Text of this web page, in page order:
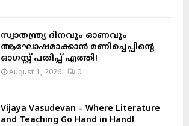
സ്വാതന്ത്ര്യ ദിനവും ഓണവും
ആഘോഷമാക്കാൻ മണിച്ചെപ്പിന്റെ
ഓഗസ്റ്റ് പതിപ്പ് എത്തി!
August 1, 2026 0
Vijaya Vasudevan – Where Literature
and Teaching Go Hand in Hand!